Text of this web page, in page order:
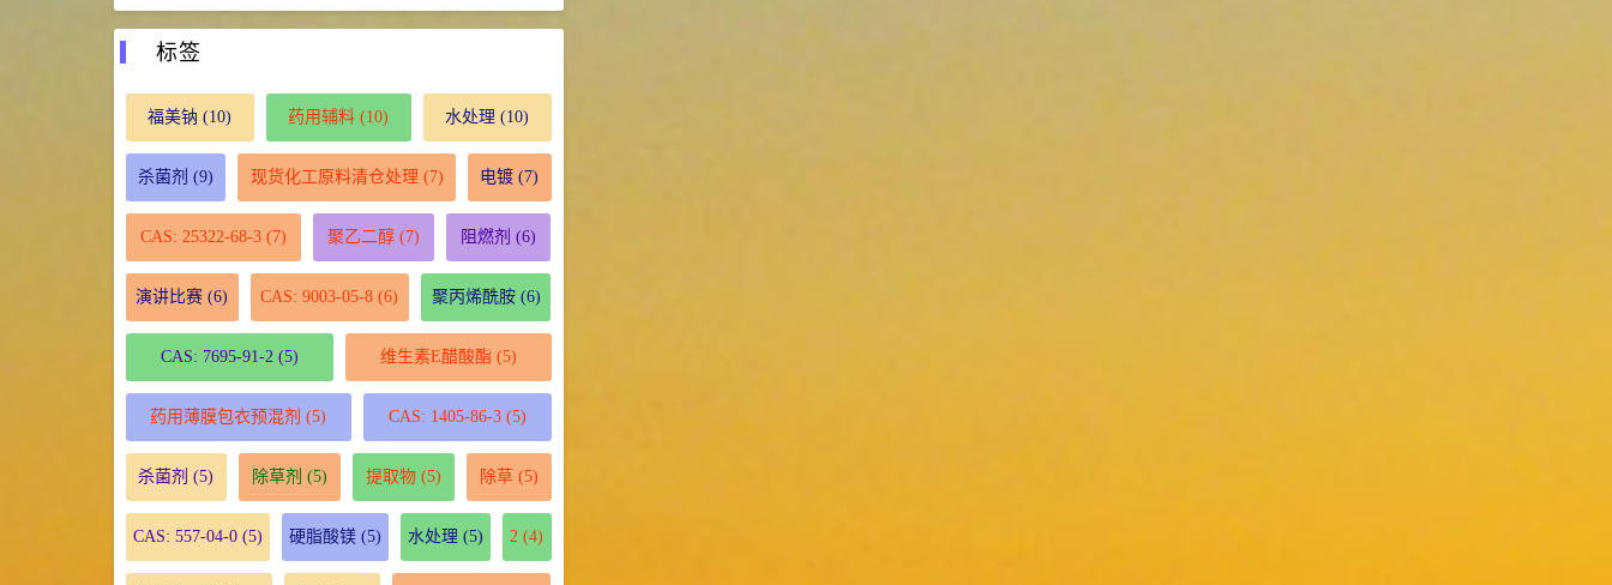
标签
福美钠 (10) 药用辅料 (10) 水处理 (10)
杀菌剂 (9) 现货化工原料清仓处理 (7) 电镀 (7)
CAS: 25322-68-3(7) 聚乙二醇(7) 阻燃剂 (6)
演讲比赛 (6) CAS: 9003-05-8 (6) 聚丙烯酰胺(6)
CAS: 7695-91-2 (5) 维生素E醋酸酯 (5)
药用薄膜包衣预混剂 (5) CAS: 1405-86-3(5)
杀菌剂 (5) 除草剂 (5) 提取物(5) 除草(5)
CAS: 557-04-0(5) 硬脂酸镁(5) 水处理 (5) 2 (4)